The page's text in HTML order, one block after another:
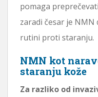
pomaga
zaradi česar je NMN
rutini proti staranju.
NMN kot
staranju kože
Za razliko od